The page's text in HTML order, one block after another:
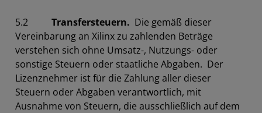
5.2 Transfersteuern. Die gemäß dieser
Vereinbarung an Xilinx zu zahlenden Beträge
verstehen sich ohne Umsatz-, Nutzungs- oder
sonstige Steuern oder staatliche Abgaben. Der
Lizenznehmer ist für die Zahlung aller dieser
Steuern oder Abgaben verantwortlich, mit
Ausnahme von Steuern, die ausschließlich auf dem